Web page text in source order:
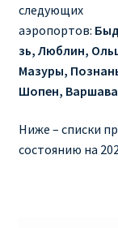
Ryanair ошибка
Ryanair пересадки
Ryanair Польша
следующих
аэропортов:
зь, Люблин,
Мазуры,
Шопен,
Ниже – списки
состоянию на